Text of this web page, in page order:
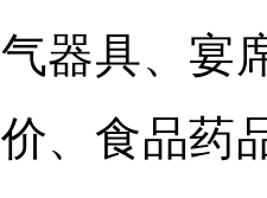
器具、宴
、食品药